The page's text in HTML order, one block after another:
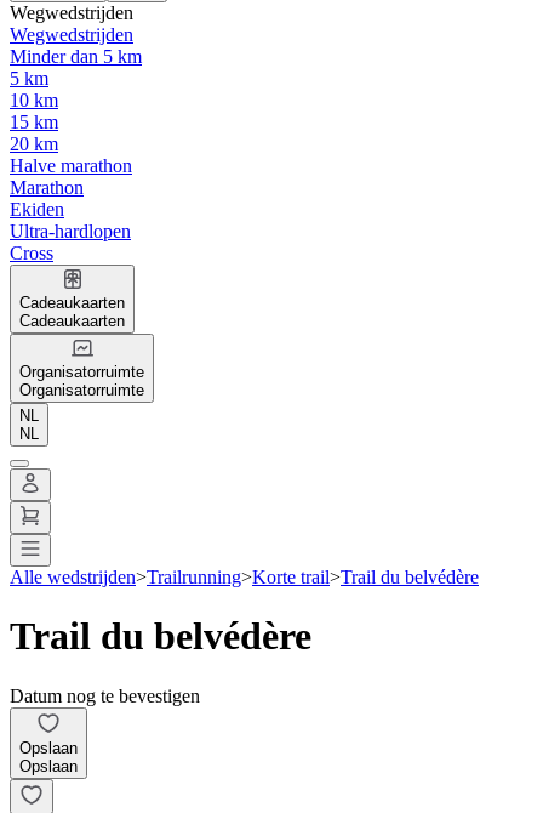
Wegwedstrijden
Wegwedstrijden
Minder dan 5 km
5 km
10 km
15 km
20 km
Halve marathon
Marathon
Ekiden
Ultra-hardlopen
Cross
Cadeaukaarten
Cadeaukaarten
Organisatorruimte
Organisatorruimte
NL
NL
Alle wedstrijden>Trailrunning>Korte trail>Trail du belvédère
Trail du belvédère
Datum nog te bevestigen
Opslaan
Opslaan